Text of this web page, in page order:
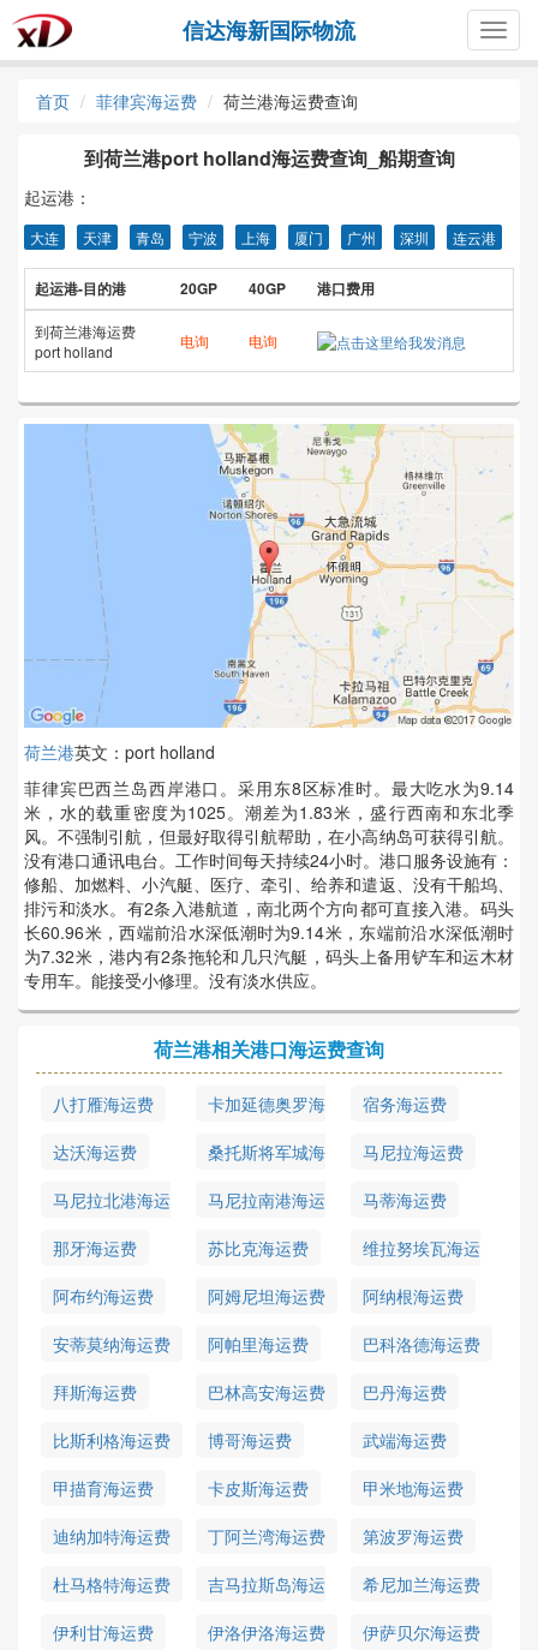
信达海新国际物流
首页 菲律宾海运费 荷兰港海运费查询
到荷兰港port holland海运费查询_船期查询
起运港：
大连 天津 青岛 宁波 上海 厦门 广州 深圳 连云港
起运港-目的港 20GP 40GP 港口费用
到荷兰港海运费
port holland
电询 电询
荷兰港英文：port holland
菲律宾巴西兰岛西岸港口。采用东8区标准时。最大吃水为9.14
米，水的载重密度为1025。潮差为1.83米，盛行西南和东北季
风。不强制引航，但最好取得引航帮助，在小高纳岛可获得引航。
没有港口通讯电台。工作时间每天持续24小时。港口服务设施有：
修船、加燃料、小汽艇、医疗、牵引、给养和遣返、没有干船坞、
排污和淡水。有2条入港航道，南北两个方向都可直接入港。码头
长60.96米，西端前沿水深低潮时为9.14米，东端前沿水深低潮时
为7.32米，港内有2条拖轮和几只汽艇，码头上备用铲车和运木材
专用车。能接受小修理。没有淡水供应。
荷兰港相关港口海运费查询
八打雁海运费
卡加延德奥罗海
运费
宿务海运费
达沃海运费
桑托斯将军城海
马尼拉海运费
马尼拉北港海运
马尼拉南港海运
费
马蒂海运费
那牙海运费
苏比克海运费
维拉努埃瓦海运
阿布约海运费 阿姆尼坦海运费
阿纳根海运费
安蒂莫纳海运费
阿帕里海运费
巴科洛德海运费
拜斯海运费
巴林高安海运费
巴丹海运费
比斯利格海运费
博哥海运费
武端海运费
甲描育海运费
卡皮斯海运费
甲米地海运费
迪纳加特海运费
丁阿兰湾海运费
第波罗海运费
杜马格特海运费
吉马拉斯岛海运
希尼加兰海运费
伊利甘海运费
伊洛伊洛海运费
伊萨贝尔海运费